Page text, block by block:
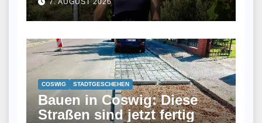
keinen Job und wurde jetzt
Winzerin
7. AUGUST 2026
COSWIG STADTGESCHEHEN
Bauen in Coswig: Diese
Straßen sind jetzt fertig